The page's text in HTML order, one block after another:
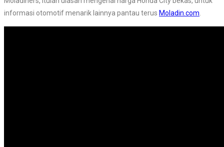
informasi otomotif menarik lainnya pantau terus Moladin.com